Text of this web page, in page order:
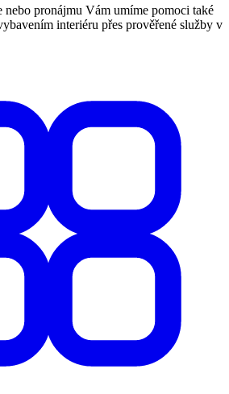
nebo pronájmu Vám umíme pomoci také
interiéru přes prověřené služby v